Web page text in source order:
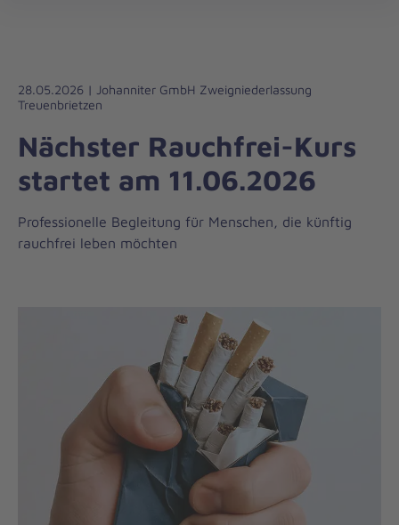
Liebe
zum
28.05.2026 | Johanniter GmbH Zweigniederlassung
Treuenbrietzen
Nächster Rauchfrei-Kurs
startet am 11.06.2026
Professionelle Begleitung für Menschen, die künftig
rauchfrei leben möchten